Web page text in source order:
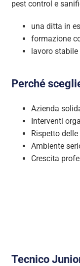
pest control e
una ditta in
formazione
lavoro
Perché
Azienda
Interventi
Rispetto delle
Ambiente
Crescita
Tecnico